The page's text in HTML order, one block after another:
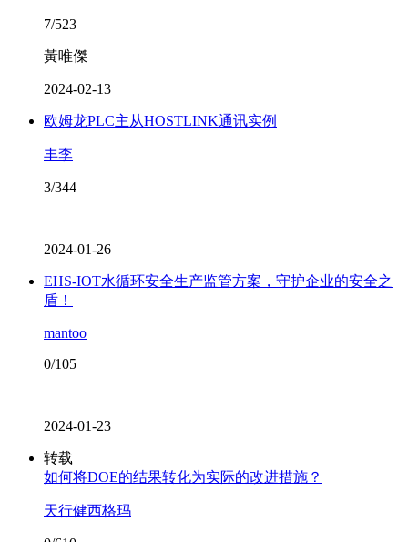
7/523
黃唯傑
2024-02-13
欧姆龙PLC主从HOSTLINK通讯实例
丰李
3/344
2024-01-26
EHS-IOT水循环安全生产监管方案，守护企业的安全之
盾！
mantoo
0/105
2024-01-23
转载
如何将DOE的结果转化为实际的改进措施？
天行健西格玛